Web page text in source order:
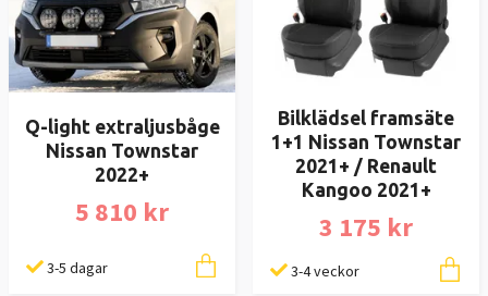
Q-light extraljusbåge
Nissan Townstar
2022+
5 810 kr
3-5 dagar
Bilklädsel framsäte
1+1 Nissan Townstar
2021+ / Renault
Kangoo 2021+
3 175 kr
3-4 veckor